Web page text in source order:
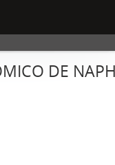
DE